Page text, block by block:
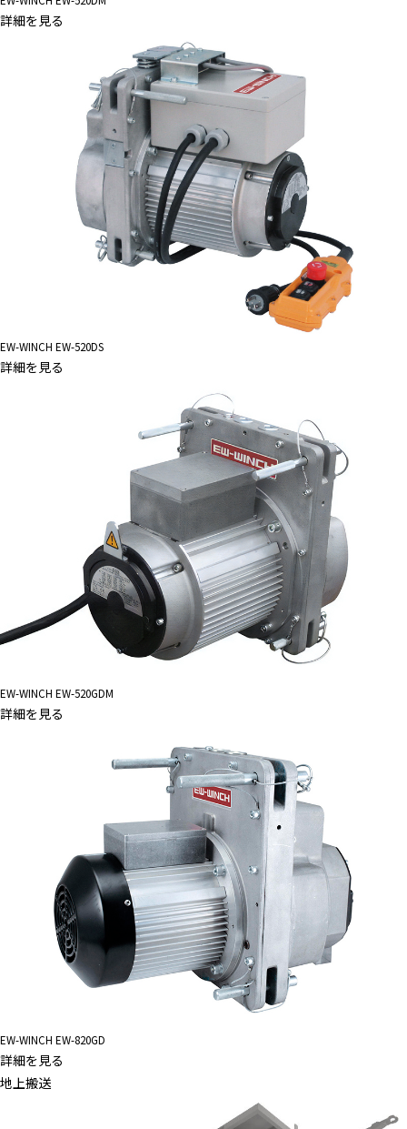
詳細を見る
EW-WINCH EW-520DS
詳細を見る
EW-WINCH EW-520GDM
詳細を見る
EW-WINCH EW-820GD
詳細を見る
地上搬送